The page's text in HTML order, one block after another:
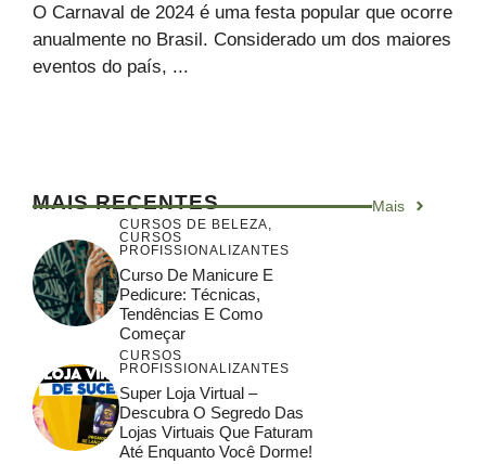
O Carnaval de 2024 é uma festa popular que ocorre
anualmente no Brasil. Considerado um dos maiores
eventos do país, ...
MAIS RECENTES Mais
CURSOS DE BELEZA
CURSOS
PROFISSIONALIZANTES
Curso De Manicure E
Pedicure: Técnicas,
Tendências E Como
Começar
CURSOS
PROFISSIONALIZANTES
Super Loja Virtual –
Descubra O Segredo Das
Lojas Virtuais Que Faturam
Até Enquanto Você Dorme!